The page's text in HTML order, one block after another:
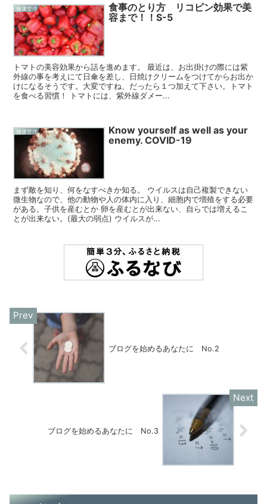
健康管理
食事のとり方 リコピン効果で美
容まで！！S-5
トマトの美容効果から話を進めます。 最近は、お出掛けの際には紫
外線の事を考えにて日傘を差し、日焼けクリームをつけてからお出か
けになるそうです。大変ですね、だったら１つ加えて下さい。トマト
を食べる習慣！ トマトには、紫外線ダメー...
健康管理
Know yourself as well as your
enemy. COVID-19
まず敵を知り、何をなすべきか知る。 ウイルスは自己複製できない
微生物なので、他の動物や人の体内に入り、細胞内で増殖をする必要
がある。子供を産むとか 卵を産むとが出来ない、自らでは増えるこ
とが出来ない。(最大の弱点) ウイルスが...
ブログを始めるあなたに No.2
ブログを始めるあなたに No.3